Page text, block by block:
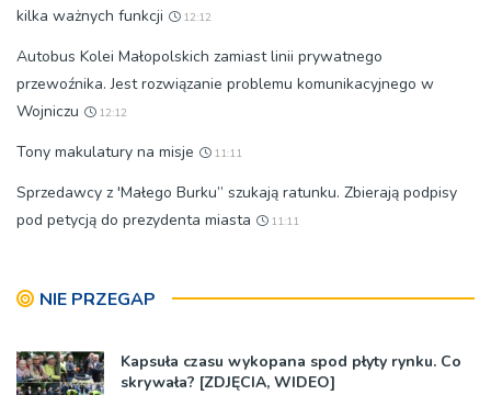
kilka ważnych funkcji
12:12
Autobus Kolei Małopolskich zamiast linii prywatnego
przewoźnika. Jest rozwiązanie problemu komunikacyjnego w
Wojniczu
12:12
Tony makulatury na misje 11:11
Sprzedawcy z 'Małego Burku” szukają ratunku. Zbierają podpisy
pod petycją do prezydenta miasta
11:11
NIE PRZEGAP
Kapsuła czasu wykopana spod płyty rynku. Co
skrywała? [ZDJĘCIA, WIDEO]